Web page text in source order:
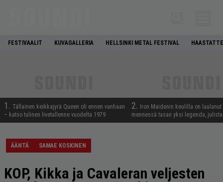
FESTIVAALIT KUVAGALLERIA HELLSINKI METAL FESTIVAL
1. Tällainen keikkajyrä Queen oli ennen vanhaan
– katso tulinen livetallenne vuodelta 1979
2.
Iron Maidenin keulilla on laulanut
mennessä tasan yksi legenda,
ÄÄNTÄ SAMAE KOSKINEN
KOP, Kikka ja Cavaleran veljesten